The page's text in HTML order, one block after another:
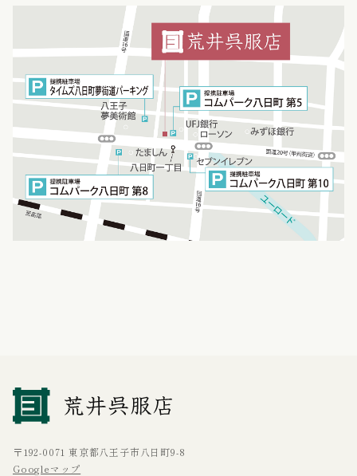
〒192-0071 東京都八王子市八日町9-8
Googleマップ